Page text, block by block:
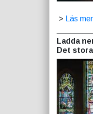
> Läs mer
Ladda
Det